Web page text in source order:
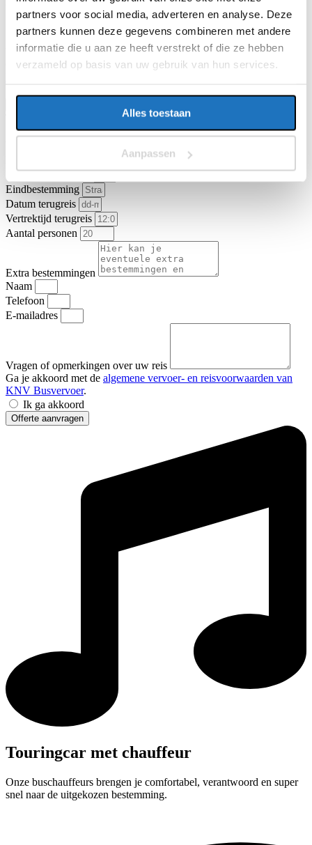
partners voor social media, adverteren en analyse. Deze
partners kunnen deze gegevens combineren met andere
informatie die u aan ze heeft verstrekt of die ze hebben
verzameld op basis van uw gebruik van hun services.
Alles toestaan
Aanpassen
Vragen of opmerkingen over uw reis
Ga je akkoord met dealgemene vervoer- en reisvoorwaarden van
Touringcar
Partybus
Vertrektijd heenreis
Eindbestemming
Datum terugreis
Vertrektijd terugreis
Aantal personen
Extra bestemmingen
Naam
Telefoon
E-mailadres
Vragen of opmerkingen over uw reis
Ga je akkoord met de algemene vervoer- en reisvoorwaarden van
KNV Busvervoer.
Ik ga akkoord
Offerte aanvragen
Touringcar met chauffeur
Onze buschauffeurs brengen je comfortabel, verantwoord en super
snel naar de uitgekozen bestemming.